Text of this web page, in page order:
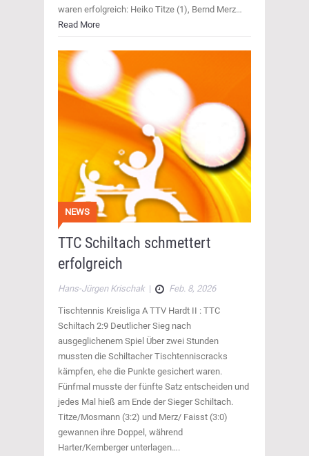
waren erfolgreich: Heiko Titze (1), Bernd Merz…
Read More
NEWS
TTC Schiltach schmettert
erfolgreich
Hans-Jürgen Krischak| Feb. 8, 2026
Tischtennis Kreisliga A TTV Hardt II : TTC
Schiltach 2:9 Deutlicher Sieg nach
ausgeglichenem Spiel Über zwei Stunden
mussten die Schiltacher Tischtenniscracks
kämpfen, ehe die Punkte gesichert waren.
Fünfmal musste der fünfte Satz entscheiden und
jedes Mal hieß am Ende der Sieger Schiltach.
Titze/Mosmann (3:2) und Merz/ Faisst (3:0)
gewannen ihre Doppel, während
Harter/Kernberger unterlagen….